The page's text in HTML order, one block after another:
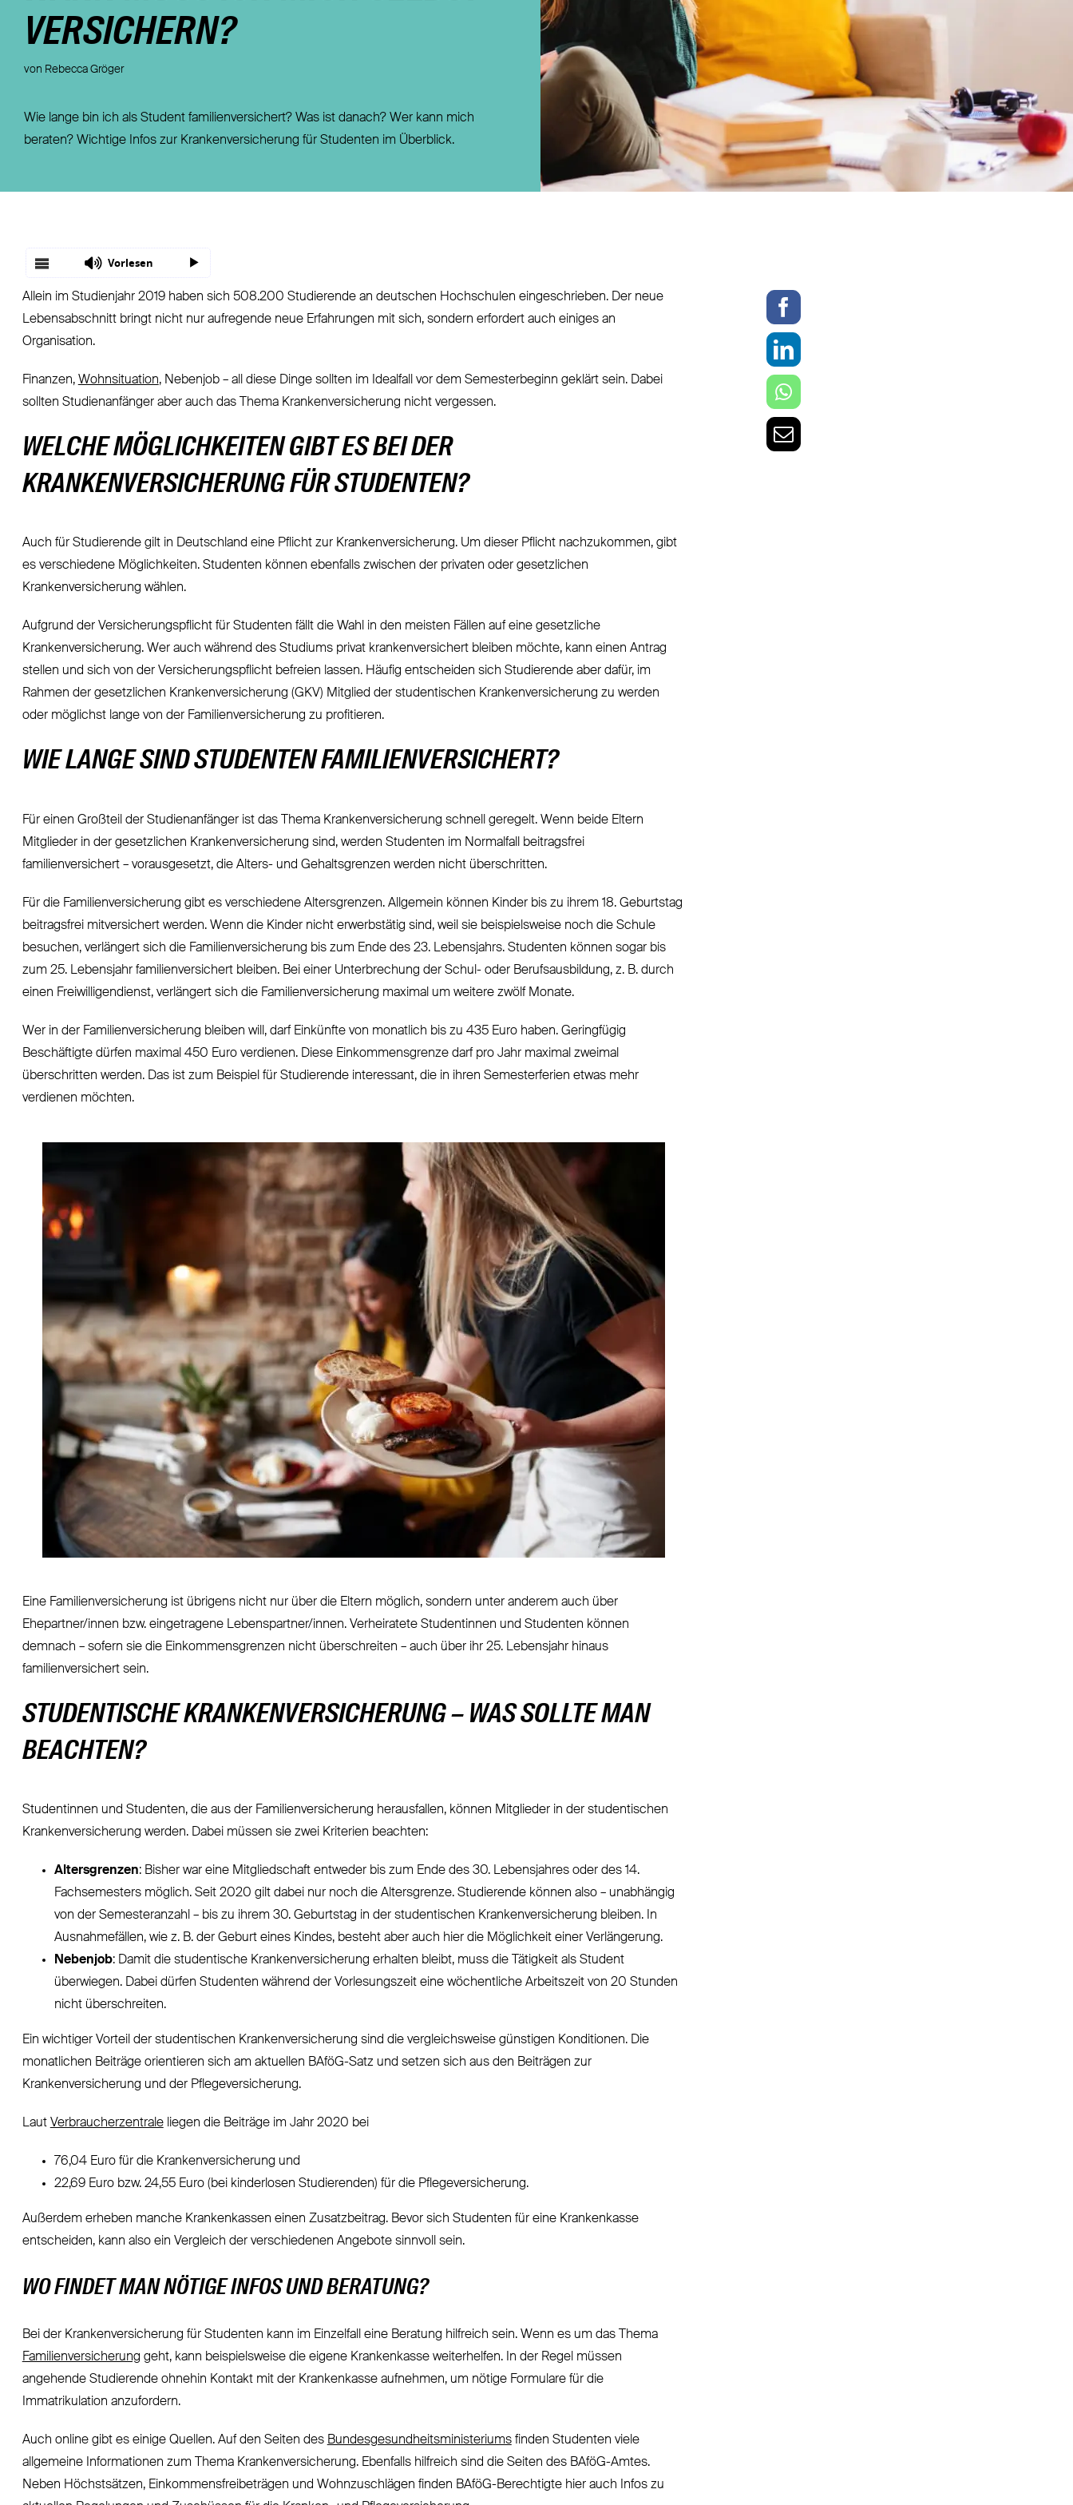
Basisrente / Rürup-Rente
Direktversicherung
Pensionszusage
Pensionsfonds
Unterstützungskasse
VERSICHERN?
von Rebecca Gröger
Wie lange bin ich als Student familienversichert? Was ist danach? Wer kann mich
beraten? Wichtige Infos zur Krankenversicherung für Studenten im Überblick.
Vorlesen
Allein im Studienjahr 2019 haben sich 508.200 Studierende an deutschen Hochschulen eingeschrieben. Der neue
Lebensabschnitt bringt nicht nur aufregende neue Erfahrungen mit sich, sondern erfordert auch einiges an
Organisation.
Finanzen, Wohnsituation, Nebenjob – all diese Dinge sollten im Idealfall vor dem Semesterbeginn geklärt sein. Dabei
sollten Studienanfänger aber auch das Thema Krankenversicherung nicht vergessen.
WELCHE MÖGLICHKEITEN GIBT ES BEI DER
KRANKENVERSICHERUNG FÜR STUDENTEN?
Auch für Studierende gilt in Deutschland eine Pflicht zur Krankenversicherung. Um dieser Pflicht nachzukommen, gibt
es verschiedene Möglichkeiten. Studenten können ebenfalls zwischen der privaten oder gesetzlichen
Krankenversicherung wählen.
Aufgrund der Versicherungspflicht für Studenten fällt die Wahl in den meisten Fällen auf eine gesetzliche
Krankenversicherung. Wer auch während des Studiums privat krankenversichert bleiben möchte, kann einen Antrag
stellen und sich von der Versicherungspflicht befreien lassen. Häufig entscheiden sich Studierende aber dafür, im
Rahmen der gesetzlichen Krankenversicherung (GKV) Mitglied der studentischen Krankenversicherung zu werden
oder möglichst lange von der Familienversicherung zu profitieren.
WIE LANGE SIND STUDENTEN FAMILIENVERSICHERT?
Für einen Großteil der Studienanfänger ist das Thema Krankenversicherung schnell geregelt. Wenn beide Eltern
Mitglieder in der gesetzlichen Krankenversicherung sind, werden Studenten im Normalfall beitragsfrei
familienversichert – vorausgesetzt, die Alters- und Gehaltsgrenzen werden nicht überschritten.
Für die Familienversicherung gibt es verschiedene Altersgrenzen. Allgemein können Kinder bis zu ihrem 18. Geburtstag
beitragsfrei mitversichert werden. Wenn die Kinder nicht erwerbstätig sind, weil sie beispielsweise noch die Schule
besuchen, verlängert sich die Familienversicherung bis zum Ende des 23. Lebensjahrs. Studenten können sogar bis
zum 25. Lebensjahr familienversichert bleiben. Bei einer Unterbrechung der Schul- oder Berufsausbildung, z. B. durch
einen Freiwilligendienst, verlängert sich die Familienversicherung maximal um weitere zwölf Monate.
Wer in der Familienversicherung bleiben will, darf Einkünfte von monatlich bis zu 435 Euro haben. Geringfügig
Beschäftigte dürfen maximal 450 Euro verdienen. Diese Einkommensgrenze darf pro Jahr maximal zweimal
überschritten werden. Das ist zum Beispiel für Studierende interessant, die in ihren Semesterferien etwas mehr
verdienen möchten.
Eine Familienversicherung ist übrigens nicht nur über die Eltern möglich, sondern unter anderem auch über
Ehepartner/innen bzw. eingetragene Lebenspartner/innen. Verheiratete Studentinnen und Studenten können
demnach – sofern sie die Einkommensgrenzen nicht überschreiten – auch über ihr 25. Lebensjahr hinaus
familienversichert sein.
STUDENTISCHE KRANKENVERSICHERUNG – WAS SOLLTE MAN
BEACHTEN?
Studentinnen und Studenten, die aus der Familienversicherung herausfallen, können Mitglieder in der studentischen
Krankenversicherung werden. Dabei müssen sie zwei Kriterien beachten:
Altersgrenzen: Bisher war eine Mitgliedschaft entweder bis zum Ende des 30. Lebensjahres oder des 14.
Fachsemesters möglich. Seit 2020 gilt dabei nur noch die Altersgrenze. Studierende können also – unabhängig
von der Semesteranzahl – bis zu ihrem 30. Geburtstag in der studentischen Krankenversicherung bleiben. In
Ausnahmefällen, wie z. B. der Geburt eines Kindes, besteht aber auch hier die Möglichkeit einer Verlängerung.
Nebenjob: Damit die studentische Krankenversicherung erhalten bleibt, muss die Tätigkeit als Student
überwiegen. Dabei dürfen Studenten während der Vorlesungszeit eine wöchentliche Arbeitszeit von 20 Stunden
nicht überschreiten.
Ein wichtiger Vorteil der studentischen Krankenversicherung sind die vergleichsweise günstigen Konditionen. Die
monatlichen Beiträge orientieren sich am aktuellen BAföG-Satz und setzen sich aus den Beiträgen zur
Krankenversicherung und der Pflegeversicherung.
Laut Verbraucherzentraleliegen die Beiträge im Jahr 2020 bei
76,04 Euro für die Krankenversicherung und
22,69 Euro bzw. 24,55 Euro (bei kinderlosen Studierenden) für die Pflegeversicherung.
Außerdem erheben manche Krankenkassen einen Zusatzbeitrag. Bevor sich Studenten für eine Krankenkasse
entscheiden, kann also ein Vergleich der verschiedenen Angebote sinnvoll sein.
WO FINDET MAN NÖTIGE INFOS UND BERATUNG?
Bei der Krankenversicherung für Studenten kann im Einzelfall eine Beratung hilfreich sein. Wenn es um das Thema
Familienversicherung geht, kann beispielsweise die eigene Krankenkasse weiterhelfen. In der Regel müssen
angehende Studierende ohnehin Kontakt mit der Krankenkasse aufnehmen, um nötige Formulare für die
Immatrikulation anzufordern.
Auch online gibt es einige Quellen. Auf den Seiten des Bundesgesundheitsministeriumsfinden Studenten viele
allgemeine Informationen zum Thema Krankenversicherung. Ebenfalls hilfreich sind die Seiten des BAföG-Amtes.
Neben Höchstsätzen, Einkommensfreibeträgen und Wohnzuschlägen finden BAföG-Berechtigte hier auch Infos zu